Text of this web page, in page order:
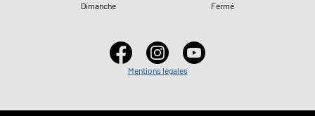
Dimanche
Fermé
Mentions légales